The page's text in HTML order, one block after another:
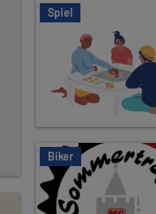
Spiel
Biker